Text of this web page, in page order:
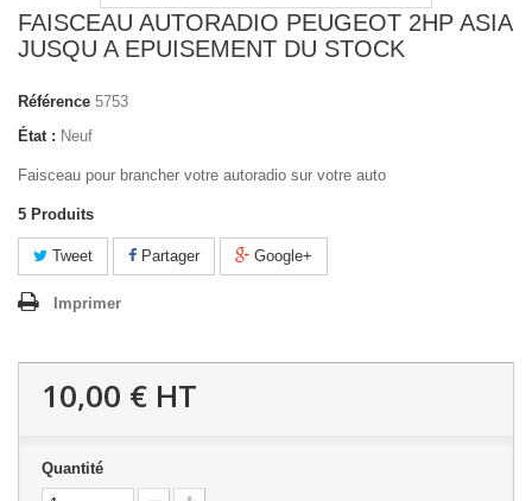
FAISCEAU AUTORADIO PEUGEOT 2HP ASIA
JUSQU A EPUISEMENT DU STOCK
Référence 5753
État : Neuf
Faisceau pour brancher votre autoradio sur votre auto
5 Produits
Tweet Partager Google+
Imprimer
10,00 € HT
Quantité